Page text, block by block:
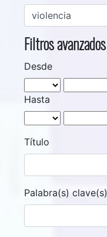
Filtros avanzados
Desde
Hasta
Título
Palabra(s) clave(s)